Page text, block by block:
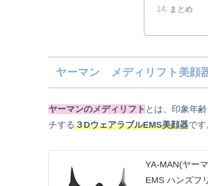
まとめ
ヤーマン メディリフト美顔
ヤーマンのメディリフト とは、印象年
チする３DウェアラブルEMS美顔器です
YA-MAN(ヤー
EMS ハンズフ